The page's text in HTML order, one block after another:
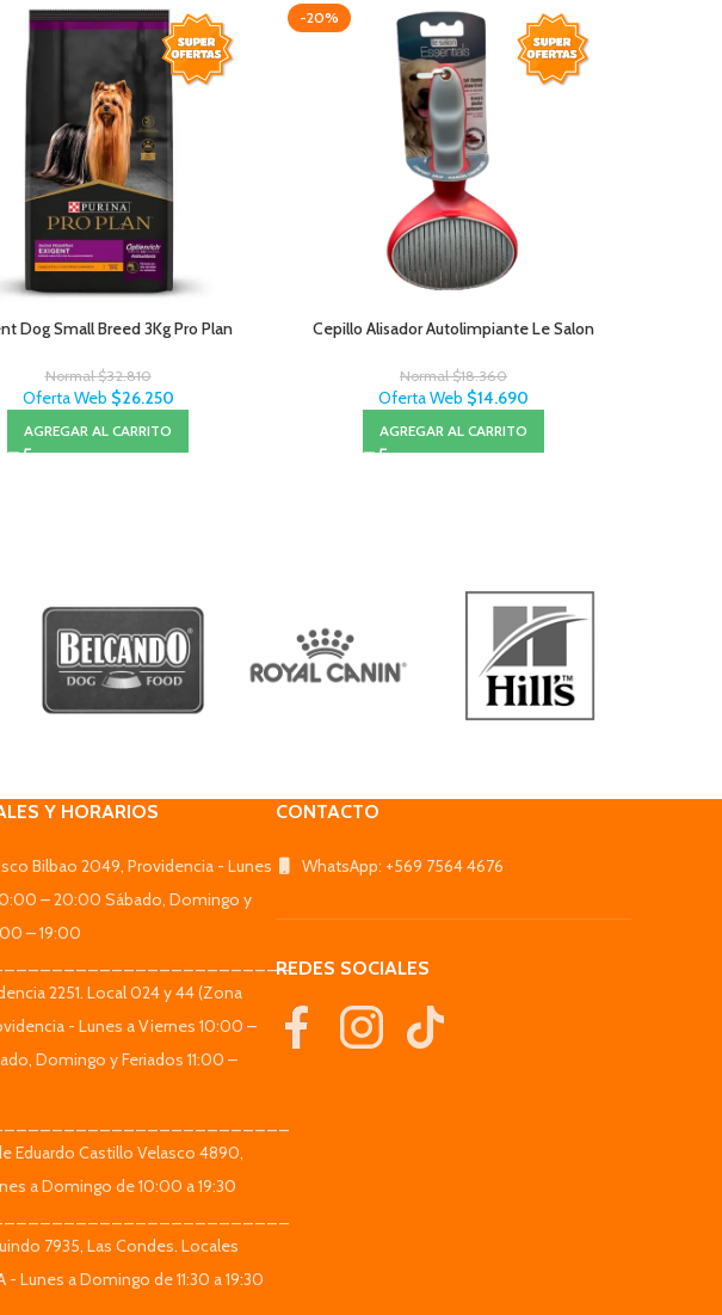
Dog Small Breed 3Kg Pro Plan
Normal$32.810
Oferta Web $26.250
AGREGAR AL CARRITO
-20%
Cepillo Alisador Autolimpiante Le Salon
Normal$18.360
Oferta Web $14.690
AGREGAR AL CARRITO
Y HORARIOS
Bilbao 2049, Providencia - Lunes
– 20:00 Sábado, Domingo y
– 19:00
2251. Local 024 y 44 (Zona
- Lunes a Viernes 10:00 –
Domingo y Feriados 11:00 –
Eduardo Castillo Velasco 4890,
a Domingo de 10:00 a 19:30
7935, Las Condes. Locales
- Lunes a Domingo de 11:30 a 19:30
CONTACTO
WhatsApp: +569 7564 4676
REDES SOCIALES